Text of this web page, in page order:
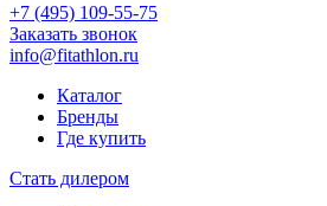
+7 (495) 109-55-75
Заказать звонок
info@fitathlon.ru
Каталог
Бренды
Где купить
Стать дилером